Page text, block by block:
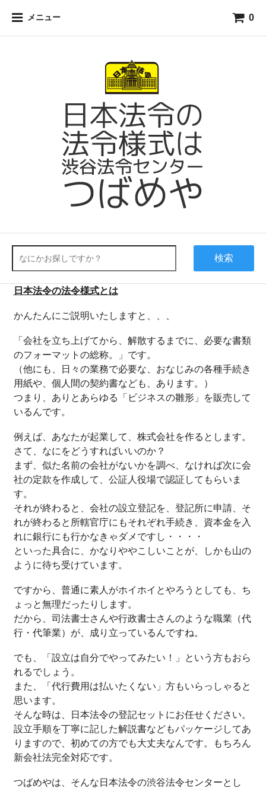
メニュー 0
検索
日本法令の法令様式とは
かんたんにご説明いたしますと、、、
「会社を立ち上げてから、解散するまでに、必要な書類
のフォーマットの総称。」です。
（他にも、日々の業務で必要な、おなじみの各種手続き
用紙や、個人間の契約書なども、あります。）
つまり、ありとあらゆる「ビジネスの雛形」を販売して
いるんです。
例えば、あなたが起業して、株式会社を作るとします。
さて、なにをどうすればいいのか？
まず、似た名前の会社がないかを調べ、なければ次に会
社の定款を作成して、公証人役場で認証してもらいま
す。
それが終わると、会社の設立登記を、登記所に申請、そ
れが終わると所轄官庁にもそれぞれ手続き、資本金を入
れに銀行にも行かなきゃダメですし・・・・
といった具合に、かなりややこしいことが、しかも山の
ように待ち受けています。
ですから、普通に素人がホイホイとやろうとしても、ち
ょっと無理だったりします。
だから、司法書士さんや行政書士さんのような職業（代
行・代筆業）が、成り立っているんですね。
でも、「設立は自分でやってみたい！」という方もおら
れるでしょう。
また、「代行費用は払いたくない」方もいらっしゃると
思います。
そんな時は、日本法令の登記セットにお任せください。
設立手順を丁寧に記した解説書などもパッケージしてあ
りますので、初めての方でも大丈夫なんです。もちろん
新会社法完全対応です。
つばめやは、そんな日本法令の渋谷法令センターとし